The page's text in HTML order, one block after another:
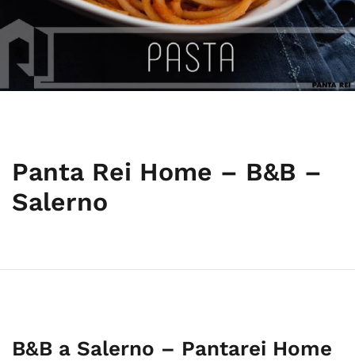
Panta Rei Home – B&B –
Salerno
B&B a Salerno – Pantarei Home